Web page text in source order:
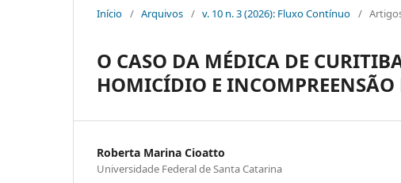
Início / Arquivos / v. 10 n. 3 (2026): Fluxo Contínuo /
O CASO DA MÉDICA DE
HOMICÍDIO E INCOMPREENSÃO
Roberta Marina Cioatto
Universidade Federal de Santa Catarina